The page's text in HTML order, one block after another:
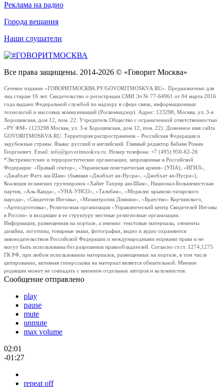
Реклама на радио
Города вещания
Наши слушатели
Все права защищены. 2014-2026 © «Говорит Москва»
Сетевое издание «ГОВОРИТМОСКВА.РУ/GOVORITMOSKVA.RU». Предназначено для
лиц старше 16 лет. Свидетельство о регистрации СМИ Эл № 77-64961 от 04 марта 2016
года выдано Федеральной службой по надзору в сфере связи, информационных
технологий и массовых коммуникаций (Роскомнадзор). Адрес: 123298, Москва, ул. 3-я
Хорошевская, дом 12, пом. 22. Учредитель Общество с ограниченной ответственностью
«РУ ФМ» (123298 Москва, ул. 3-я Хорошевская, дом 12, пом. 22). Доменное имя сайта
GOVORITMOSKVA.RU. Территория распространения – Российская Федерация и
зарубежные страны. Языки: русский и английский. Главный редактор Бабаян Роман
Георгиевич. Email: info@govoritmoskva.ru. Номер телефона: +7 (495) 950-62-26
*Экстремистские и террористические организации, запрещенные в Российской
Федерации: «Правый сектор», «Украинская повстанческая армия» (УПА), «ИГИЛ»,
«Джабхат Фатх аш-Шам» (бывшая «Джабхат ан-Нусра», «Джебхат ан-Нусра»),
Коалиция исламских группировок «Хайят Тахрир аш-Шам», Национал-Большевистская
партия, «Аль-Каида», «УНА-УНСО», «Талибан», «Меджлис крымско-татарского
народа», «Свидетели Иеговы», «Мизантропик Дивижн», «Братство» Корчинского,
«Артподготовка», Религиозная организация «Управленческий центр Свидетелей Иеговы
в России» и входящие в ее структуру местные религиозные организации.
Информация, размещенная на портале, а именно: текстовые материалы, элементы
дизайна, логотипы, товарные знаки, фотографии, видео и аудио охраняются
законодательством Российской Федерации и международными нормами права и не
могут быть использованы без разрешения правообладателей. Согласно ст.ст. 1274,1275
ГК РФ, при любом использовании материалов, размещенных на портале, в том числе
цитировании, активная гиперссылка на материал является обязательной. Мнение
редакции может не совпадать с мнением отдельных авторов и колумнистов.
Сообщение отправлено
play
pause
mute
unmute
max volume
02:01
-01:27
repeat off